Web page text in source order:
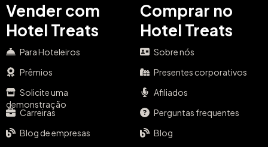
Vender com
Hotel Treats
Para Hoteleiros
Prêmios
Solicite uma
demonstração
Carreiras
Blog de empresas
Comprar no
Hotel Treats
Sobre nós
Presentes corporativos
Afiliados
Perguntas frequentes
Blog